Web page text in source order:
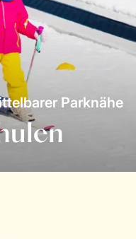
Parknähe